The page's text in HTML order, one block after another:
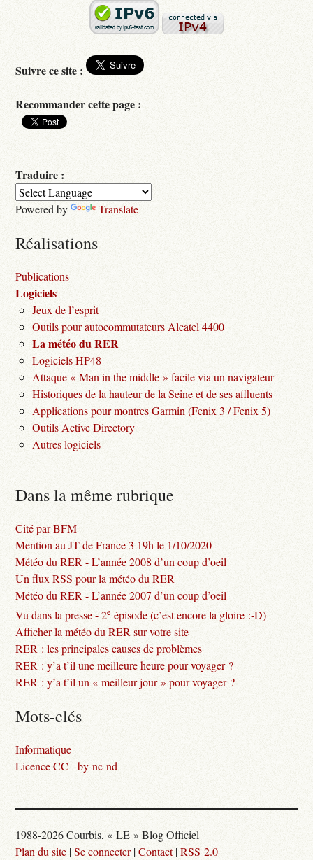
Suivre ce site :
Recommander cette page :
Traduire :
Powered by Translate
Réalisations
Publications
Logiciels
Jeux de l’esprit
Outils pour autocommutateurs Alcatel 4400
La météo du RER
Logiciels HP48
Attaque « Man in the middle » facile via un navigateur
Historiques de la hauteur de la Seine et de ses affluents
Applications pour montres Garmin (Fenix 3 / Fenix 5)
Outils Active Directory
Autres logiciels
Dans la même rubrique
Cité par BFM
Mention au JT de France 3 19h le 1/10/2020
Météo du RER - L’année 2008 d’un coup d’oeil
Un flux RSS pour la météo du RER
Météo du RER - L’année 2007 d’un coup d’oeil
Vu dans la presse - 2e épisode (c’est encore la gloire :-D)
Afficher la météo du RER sur votre site
RER : les principales causes de problèmes
RER : y’a t’il une meilleure heure pour voyager ?
RER : y’a t’il un « meilleur jour » pour voyager ?
Mots-clés
Informatique
Licence CC - by-nc-nd
1988-2026 Courbis, « LE » Blog Officiel
Plan du site |Se connecter|Contact|RSS 2.0